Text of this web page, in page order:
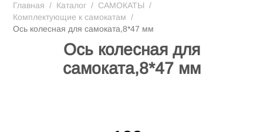
Главная / Каталог / САМОКАТЫ /
Комплектующие к самокатам /
Ось колесная для самоката,8*47 мм
Ось колесная для
самоката,8*47 мм